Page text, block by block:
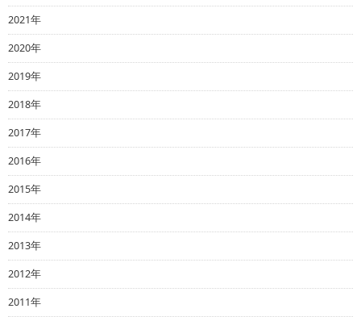
2021年
2020年
2019年
2018年
2017年
2016年
2015年
2014年
2013年
2012年
2011年